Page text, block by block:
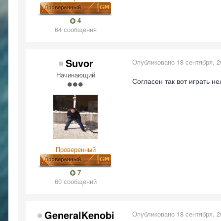
4
64 сообщения
Suvor
Начинающий
Проверенный
7
60 сообщений
Опубликовано 18 сентября,
Согласен так вот играть
GeneralKenobi Опубликовано 18 сентября,